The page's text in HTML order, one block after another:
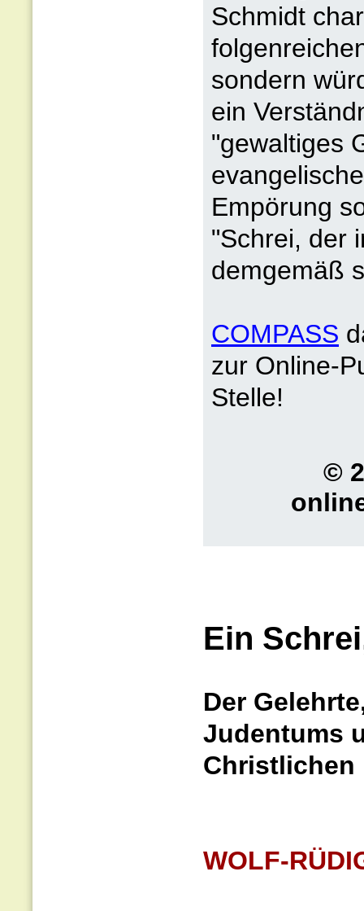
Schmidt
sondern
ein
"gewaltiges
Empörung
"Schrei, der
demgemäß
COMPASS
zur Online-
Stelle!
©
Ein
Der
Judentums
Christlichen
WOLF-